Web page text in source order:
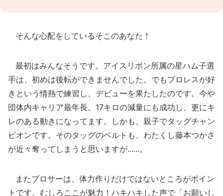
そんな心配をしているそこのあなた！
最初はみんなそうです。アイスリボン所属の星ハム子選
手は、初めは後転ができませんでした。でもプロレスが好
きという情熱で練習し、デビューを果たしたのです。今や
団体内キャリア最年長。17キロの減量にも成功し、更にキ
レのある動きになってます。しかも、親子でタッグチャン
ピオンです。そのタッグのベルトも、わたくし藤本つかさ
が近々奪ってしまうと思いますが......。
またプロサーは、体力作りだけではないところがポイン
トです。むしろここが魅力！ハキハキした声で「お願いし